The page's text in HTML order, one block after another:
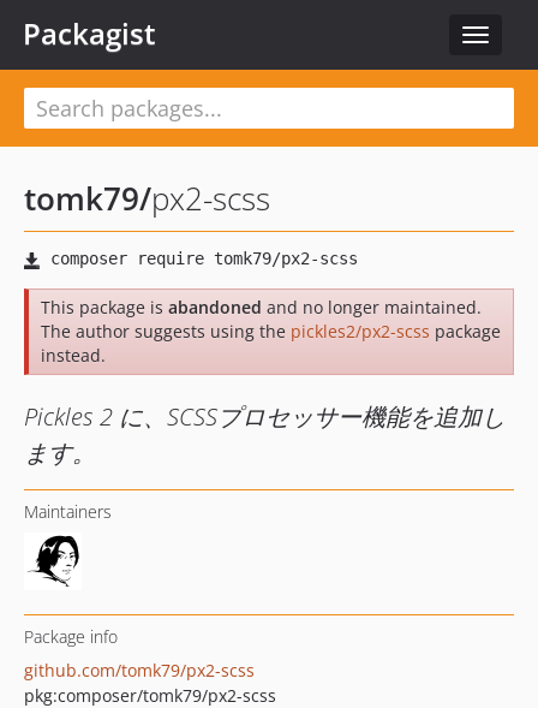
Toggle
Packagist
tomk79/px2-scss
This package is abandoned and no longer maintained.
The author suggests using the pickles2/px2-scss package
instead.
Pickles 2 に、SCSSプロセッサー機能を追加し
ます。
Maintainers
Package info
github.com/tomk79/px2-scss
pkg:composer/tomk79/px2-scss